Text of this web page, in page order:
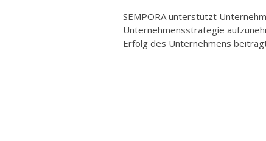
SEMPORA unterstützt
Unternehmensstrategie
Erfolg des Unternehmens